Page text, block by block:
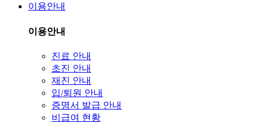
이용안내
이용안내
진료 안내
초진 안내
재진 안내
입/퇴원 안내
증명서 발급 안내
비급여 현황